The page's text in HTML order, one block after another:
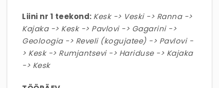
Liini nr 1 teekond: Kesk -> Veski -> Ranna ->
Kajaka -> Kesk -> Pavlovi -> Gagarini ->
Geoloogia -> Reveli (kogujatee) -> Pavlovi -
> Kesk -> Rumjantsevi -> Hariduse -> Kajaka
-> Kesk